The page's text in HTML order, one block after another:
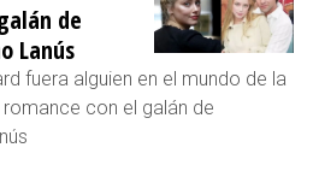
de
Lanús
fuera alguien en el mundo de la
con el galán de